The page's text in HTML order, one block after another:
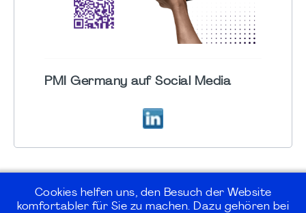
PMI Germany auf Social Media
Cookies helfen uns, den Besuch der Website
komfortabler für Sie zu machen. Dazu gehören bei